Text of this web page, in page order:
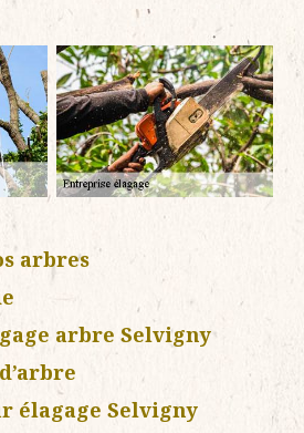
arbres
arbre Selvigny
élagage Selvigny